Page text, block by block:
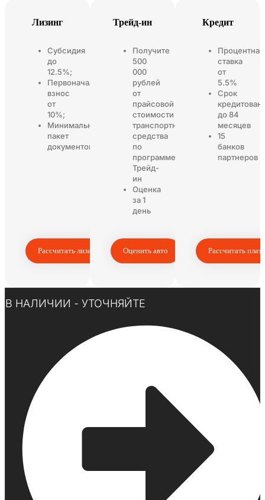
Лизинг
Субсидия
до
12.5%;
Первоначальный
взнос
от
10%;
Минимальный
пакет
документов
Рассчитать лизинг
Трейд-ин
Получите
500
000
рублей
от
прайсовой
стоимости
транспортного
средства
по
программе
Трейд-
ин
Оценка
за 1
день
Оценить авто
Кредит
Процентная
ставка
от
5.5%
Срок
до 84
месяцев
15
банков
партнеров
Рассчитать
В НАЛИЧИИ - УТОЧНЯЙТЕ